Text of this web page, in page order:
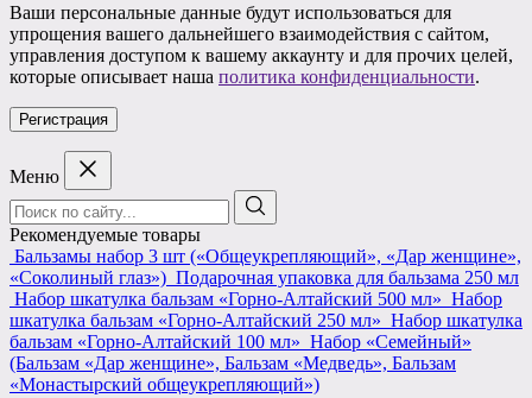
Ваши персональные данные будут использоваться для
упрощения вашего дальнейшего взаимодействия с сайтом,
управления доступом к вашему аккаунту и для прочих целей,
которые описывает наша политика конфиденциальности.
Регистрация
Меню
Поиск:
Рекомендуемые товары
Бальзамы набор 3 шт («Общеукрепляющий», «Дар женщине»,
«Соколиный глаз») Подарочная упаковка для бальзама 250 мл
Набор шкатулка бальзам «Горно-Алтайский 500 мл» Набор
шкатулка бальзам «Горно-Алтайский 250 мл» Набор шкатулка
бальзам «Горно-Алтайский 100 мл» Набор «Семейный»
(Бальзам «Дар женщине», Бальзам «Медведь», Бальзам
«Монастырский общеукрепляющий»)